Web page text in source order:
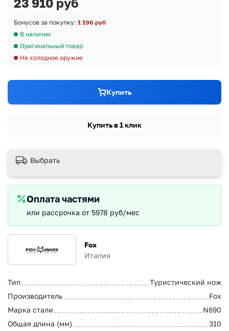
Fox
Италия
Тип
Туристический нож
Производитель
Fox
Марка стали
N690
Общая длина (мм)
310
Бонусов за покупку: 1 196 руб
В наличии
Оригинальный товар
Не холодное оружие
Купить
Купить в 1 клик
Выбрать
Оплата частями
или рассрочка от 5978 руб/мес